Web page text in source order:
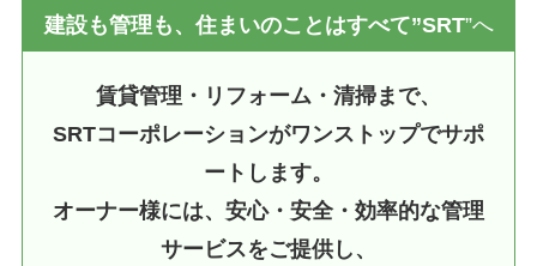
建設も管理も、住まいのことはすべて”SRT”へ
賃貸管理・リフォーム・清掃まで、
SRTコーポレーションがワンストップでサポ
ートします。
オーナー様には、安心・安全・効率的な管理
サービスをご提供し、